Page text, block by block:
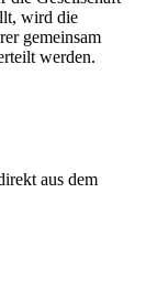
wird die
gemeinsam
werden.
aus dem